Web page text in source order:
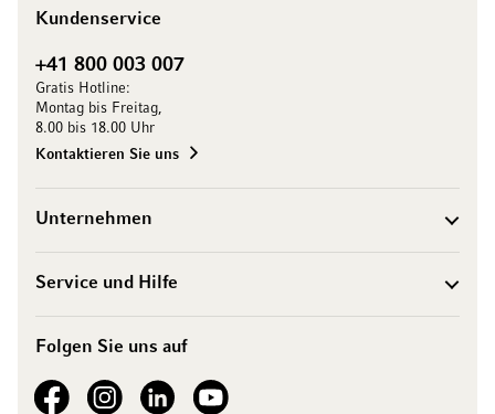
Kundenservice
+41 800 003 007
Gratis Hotline:
Montag bis Freitag,
8.00 bis 18.00 Uhr
Kontaktieren Sie uns
Unternehmen
Service und Hilfe
Folgen Sie uns auf
See our FacebookSee our Instagram account
See our LinkedInSee our YouTube channel